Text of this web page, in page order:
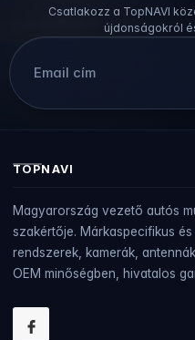
Csatlakozz a TopNAVI
újdonságokról
TOPNAVI
Magyarország vezető autós
szakértője. Márkaspecifikus
rendszerek, kamerák,
OEM minőségben, hivatalos